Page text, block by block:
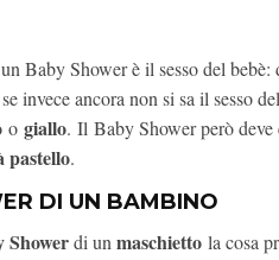
Baby Shower è il sesso del bebè:
invece ancora non si sa il sesso del
o giallo. Il Baby Shower però deve
pastello.
DI UN BAMBINO
Showerdi un maschietto la cosa